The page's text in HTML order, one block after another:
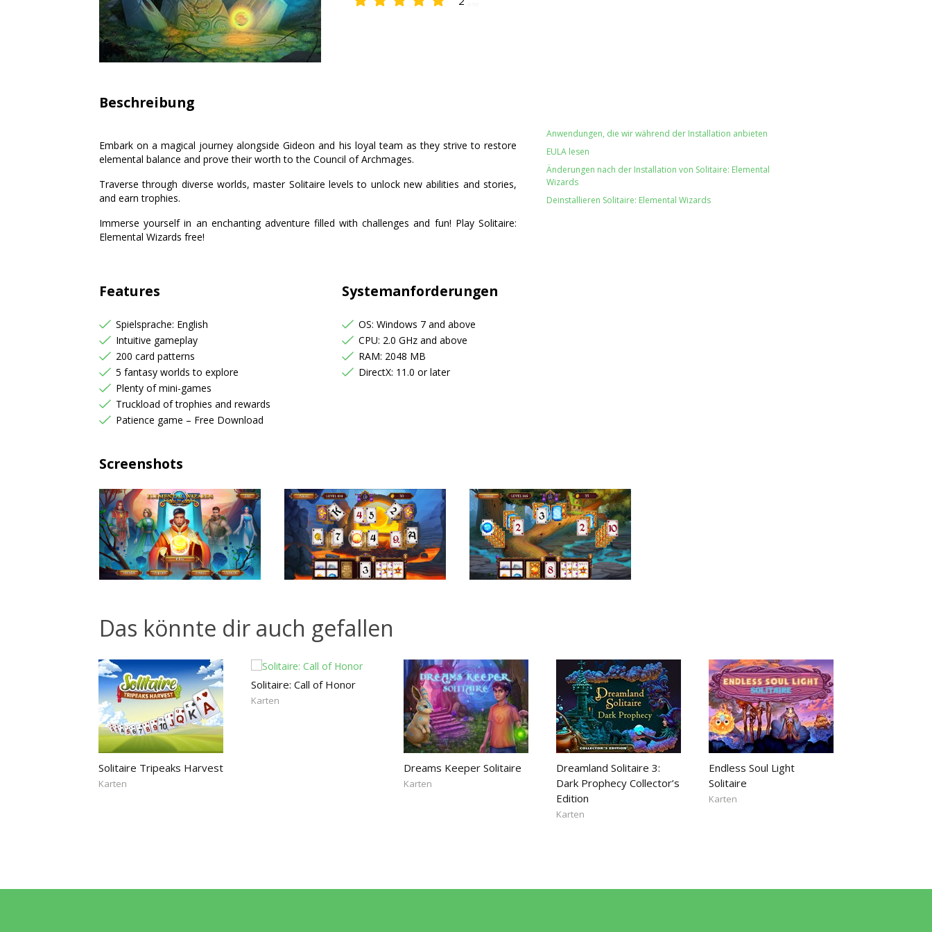
Beschreibung
Embark on a magical journey alongside Gideon and his loyal team as they strive to restore
elemental balance and prove their worth to the Council of Archmages.
Traverse through diverse worlds, master Solitaire levels to unlock new abilities and stories,
and earn trophies.
Immerse yourself in an enchanting adventure filled with challenges and fun! Play Solitaire:
Elemental Wizards free!
Anwendungen, die wir während der Installation anbieten
EULA lesen
Änderungen nach der Installation von Solitaire: Elemental
Wizards
Deinstallieren Solitaire: Elemental Wizards
Features
Spielsprache: English
Intuitive gameplay
200 card patterns
5 fantasy worlds to explore
Plenty of mini-games
Truckload of trophies and rewards
Patience game – Free Download
Systemanforderungen
OS: Windows 7 and above
CPU: 2.0 GHz and above
RAM: 2048 MB
DirectX: 11.0 or later
Screenshots
Das könnte dir auch gefallen
Solitaire Tripeaks Harvest
Karten
Solitaire: Call of Honor
Karten
Dreams Keeper Solitaire
Karten
Dreamland Solitaire 3:
Dark Prophecy Collector’s
Edition
Karten
Endless Soul Light
Solitaire
Karten